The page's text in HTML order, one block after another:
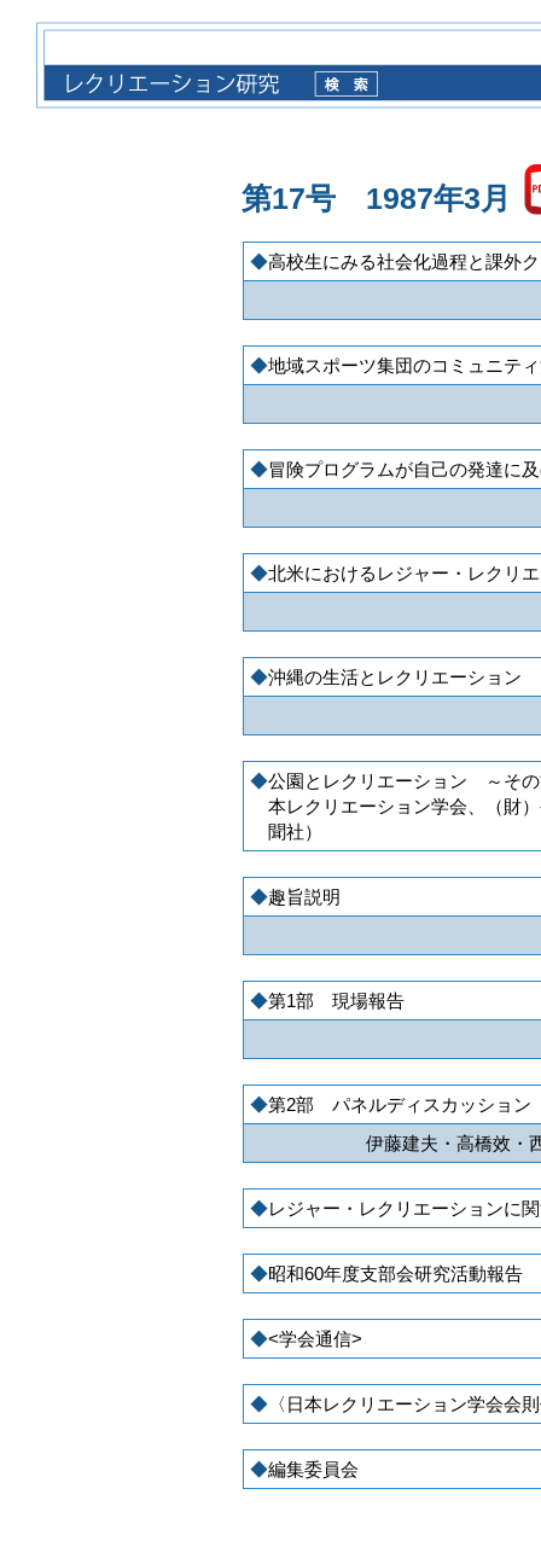
第17号 1987年3月
高校生にみる社会化過程と課外
地域スポーツ集団のコミュニテ
冒険プログラムが自己の発達に
北米におけるレジャー・レクリ
沖縄の生活とレクリエーション
公園とレクリエーション ～そ
本レクリエーション学会、（財
聞社）
趣旨説明
第1部 現場報告
第2部 パネルディスカッション
伊藤建夫・高橋效・
レジャー・レクリエーションに
昭和60年度支部会研究活動報告
<学会通信>
〈日本レクリエーション学会会
編集委員会